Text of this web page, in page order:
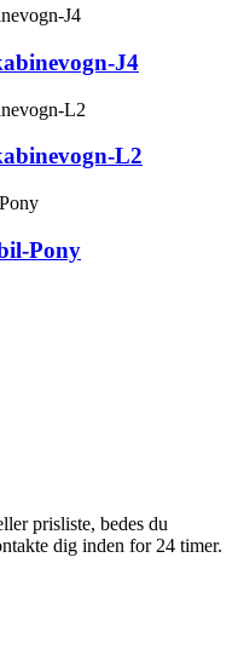
J4
L2
Pony
prisliste, bedes du
dig inden for 24 timer.